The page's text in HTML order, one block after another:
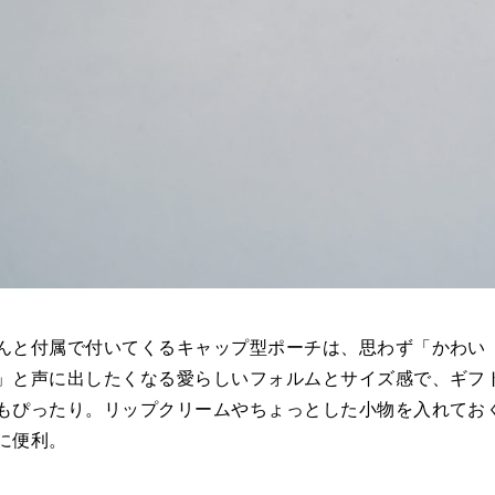
と付属で付いてくるキャップ型ポーチは、思わず「かわい
と声に出したくなる愛らしいフォルムとサイズ感で、ギフ
ぴったり。リップクリームやちょっとした小物を入れてお
便利。